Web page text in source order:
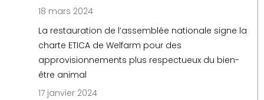
18 mars 2024
La restauration de l’assemblée nationale signe la
charte ETICA de Welfarm pour des
approvisionnements plus respectueux du bien-
être animal
17 janvier 2024